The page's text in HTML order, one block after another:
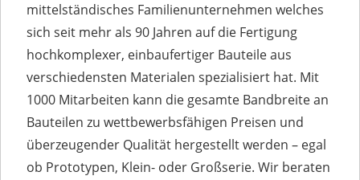
mittelständisches Familienunternehmen welches
sich seit mehr als 90 Jahren auf die Fertigung
hochkomplexer, einbaufertiger Bauteile aus
verschiedensten Materialen spezialisiert hat. Mit
1000 Mitarbeiten kann die gesamte Bandbreite an
Bauteilen zu wettbewerbsfähigen Preisen und
überzeugender Qualität hergestellt werden – egal
ob Prototypen, Klein- oder Großserie. Wir beraten